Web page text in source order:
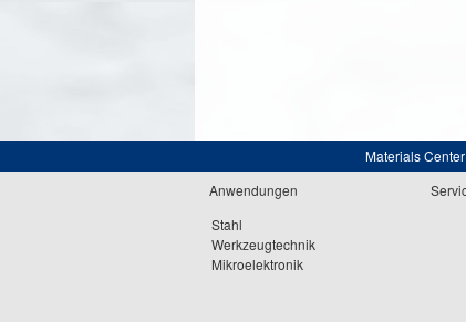
Materials
Anwendungen
Stahl
Werkzeugtechnik
Mikroelektronik